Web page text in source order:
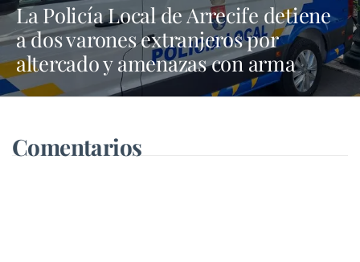
La Policía Local de Arrecife detiene
a dos varones extranjeros por
altercado y amenazas con arma
blanca
Comentarios